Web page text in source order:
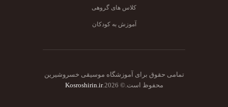
کلاس های گروهی
آموزش به کودکان
تمامی حقوق برای آموزشگاه موسیقی خسروشیرین
محفوظ است.© 2026.
Kosroshirin.ir